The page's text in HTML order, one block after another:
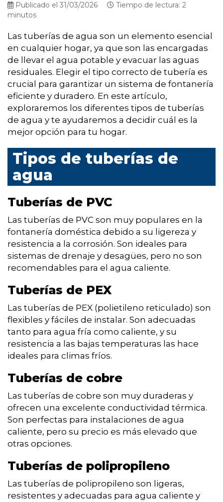
Publicado el 31/03/2026
Tiempo de lectura: 2
minutos
Las tuberías de agua son un elemento esencial
en cualquier hogar, ya que son las encargadas
de llevar el agua potable y evacuar las aguas
residuales. Elegir el tipo correcto de tubería es
crucial para garantizar un sistema de fontanería
eficiente y duradero. En este artículo,
exploraremos los diferentes tipos de tuberías
de agua y te ayudaremos a decidir cuál es la
mejor opción para tu hogar.
Tipos de tuberías de
agua
Tuberías de PVC
Las tuberías de PVC son muy populares en la
fontanería doméstica debido a su ligereza y
resistencia a la corrosión. Son ideales para
sistemas de drenaje y desagües, pero no son
recomendables para el agua caliente.
Tuberías de PEX
Las tuberías de PEX (polietileno reticulado) son
flexibles y fáciles de instalar. Son adecuadas
tanto para agua fría como caliente, y su
resistencia a las bajas temperaturas las hace
ideales para climas fríos.
Tuberías de cobre
Las tuberías de cobre son muy duraderas y
ofrecen una excelente conductividad térmica.
Son perfectas para instalaciones de agua
caliente, pero su precio es más elevado que
otras opciones.
Tuberías de polipropileno
Las tuberías de polipropileno son ligeras,
resistentes y adecuadas para agua caliente y